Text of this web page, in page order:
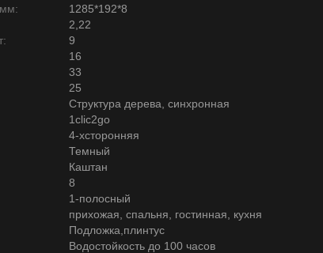
1285*192*8
2,22
9
16
33
25
Структура дерева, синхронная
1clic2go
4-хсторонняя
Темный
Каштан
8
1-полосный
прихожая, спальня, гостинная, кухня
Подложка,плинтус
Водостойкость до 100 часов